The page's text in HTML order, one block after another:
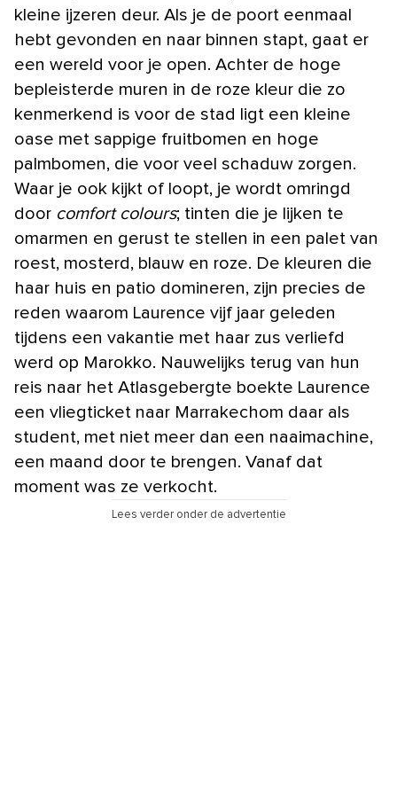
kleine ijzeren deur. Als je de poort eenmaal
hebt gevonden en naar binnen stapt, gaat er
een wereld voor je open. Achter de hoge
bepleisterde muren in de roze kleur die zo
kenmerkend is voor de stad ligt een kleine
oase met sappige fruitbomen en hoge
palmbomen, die voor veel schaduw zorgen.
Waar je ook kijkt of loopt, je wordt omringd
door comfort colours; tinten die je lijken te
omarmen en gerust te stellen in een palet van
roest, mosterd, blauw en roze. De kleuren die
haar huis en patio domineren, zijn precies de
reden waarom Laurence vijf jaar geleden
tijdens een vakantie met haar zus verliefd
werd op Marokko. Nauwelijks terug van hun
reis naar het Atlasgebergte boekte Laurence
een vliegticket naar Marrakechom daar als
student, met niet meer dan een naaimachine,
een maand door te brengen. Vanaf dat
moment was ze verkocht.
Lees verder onder de advertentie